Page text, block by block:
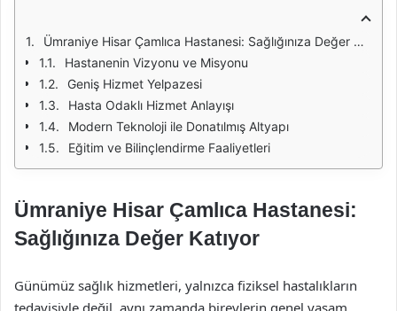
Ümraniye Hisar Çamlıca Hastanesi: Sağlığınıza Değer Katıyor
Hastanenin Vizyonu ve Misyonu
Geniş Hizmet Yelpazesi
Hasta Odaklı Hizmet Anlayışı
Modern Teknoloji ile Donatılmış Altyapı
Eğitim ve Bilinçlendirme Faaliyetleri
Ümraniye Hisar Çamlıca Hastanesi:
Sağlığınıza Değer Katıyor
Günümüz sağlık hizmetleri, yalnızca fiziksel hastalıkların
tedavisiyle değil, aynı zamanda bireylerin genel yaşam